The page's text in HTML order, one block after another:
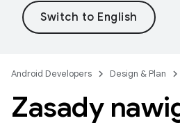
Android Developers Design & Plan
Zasady